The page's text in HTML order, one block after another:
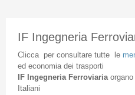
IF Ingegneria
Cliccaper consultare tuttele
ed economia dei trasporti
IF Ingegneria Ferroviaria organo
Italiani